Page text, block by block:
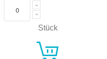
Stück